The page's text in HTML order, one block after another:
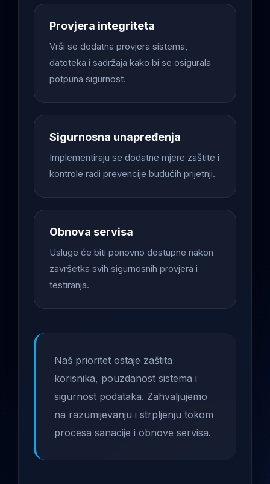
Provjera integriteta
Vrši se dodatna provjera sistema,
datoteka i sadržaja kako bi se osigurala
potpuna sigurnost.
Sigurnosna unapređenja
Implementiraju se dodatne mjere zaštite i
kontrole radi prevencije budućih prijetnji.
Obnova servisa
Usluge će biti ponovno dostupne nakon
završetka svih sigurnosnih provjera i
testiranja.
Naš prioritet ostaje zaštita
korisnika, pouzdanost sistema i
sigurnost podataka. Zahvaljujemo
na razumijevanju i strpljenju tokom
procesa sanacije i obnove servisa.